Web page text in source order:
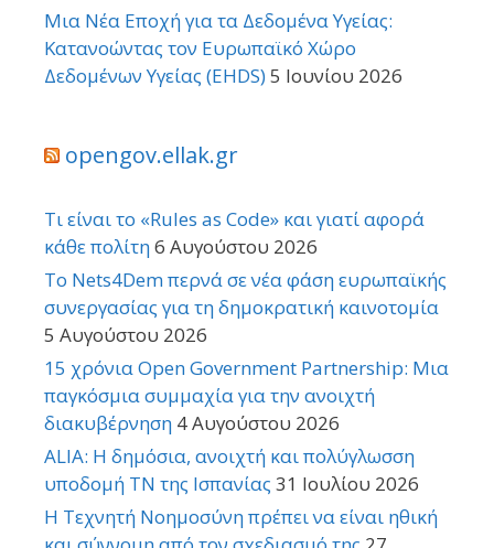
Μια Νέα Εποχή για τα Δεδομένα Υγείας:
Κατανοώντας τον Ευρωπαϊκό Χώρο
Δεδομένων Υγείας (EHDS)5 Ιουνίου 2026
opengov.ellak.gr
Τι είναι το «Rules as Code» και γιατί αφορά
κάθε πολίτη6 Αυγούστου 2026
Το Nets4Dem περνά σε νέα φάση ευρωπαϊκής
συνεργασίας για τη δημοκρατική καινοτομία
5 Αυγούστου 2026
15 χρόνια Open Government Partnership: Μια
παγκόσμια συμμαχία για την ανοιχτή
διακυβέρνηση 4 Αυγούστου 2026
ALIA: Η δημόσια, ανοιχτή και πολύγλωσση
υποδομή ΤΝ της Ισπανίας 31 Ιουλίου 2026
Η Τεχνητή Νοημοσύνη πρέπει να είναι ηθική